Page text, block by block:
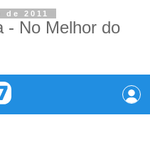
2011
- No Melhor do